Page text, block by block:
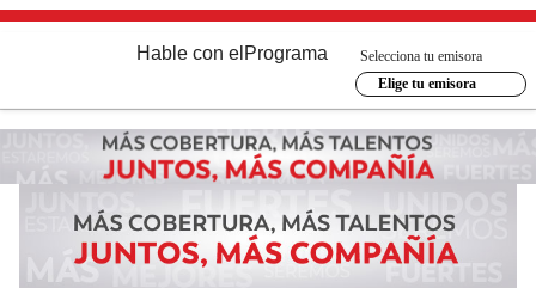
Hable con el Programa
Selecciona tu emisora
Elige tu emisora